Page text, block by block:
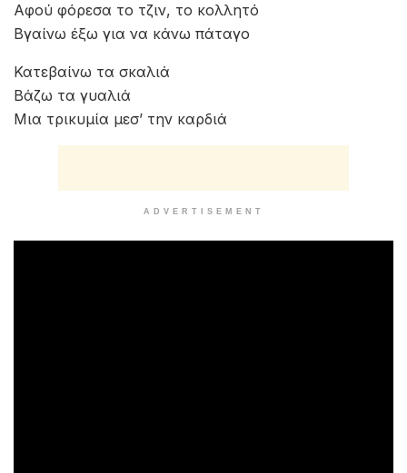
Αφού φόρεσα το τζιν, το κολλητό
Βγαίνω έξω για να κάνω πάταγο
Κατεβαίνω τα σκαλιά
Βάζω τα γυαλιά
Μια τρικυμία μεσ’ την καρδιά
ADVERTISEMENT